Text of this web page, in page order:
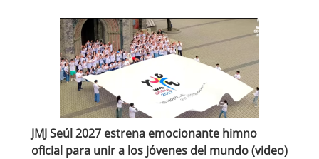
JMJ Seúl 2027 estrena emocionante himno
oficial para unir a los jóvenes del mundo (video)